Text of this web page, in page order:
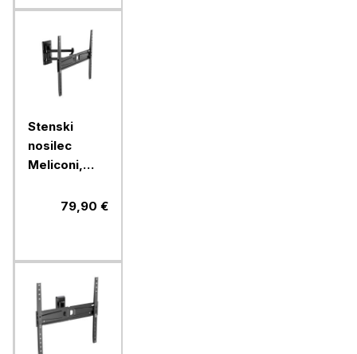
Stenski
nosilec
Meliconi,
FDR400,79,90 €